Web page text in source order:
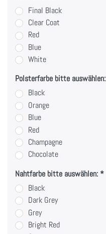
Final Black
Clear Coat
Red
Blue
White
Polsterfarbe bitte auswählen:
Black
Orange
Blue
Red
Champagne
Chocolate
Nahtfarbe bitte auswählen:
Black
Dark Grey
Grey
Bright Red